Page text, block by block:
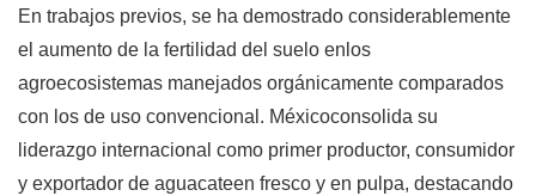
En trabajos previos, se ha demostrado considerablemente
el aumento de la fertilidad del suelo enlos
agroecosistemas manejados orgánicamente comparados
con los de uso convencional. Méxicoconsolida su
liderazgo internacional como primer productor, consumidor
y exportador de aguacateen fresco y en pulpa, destacando